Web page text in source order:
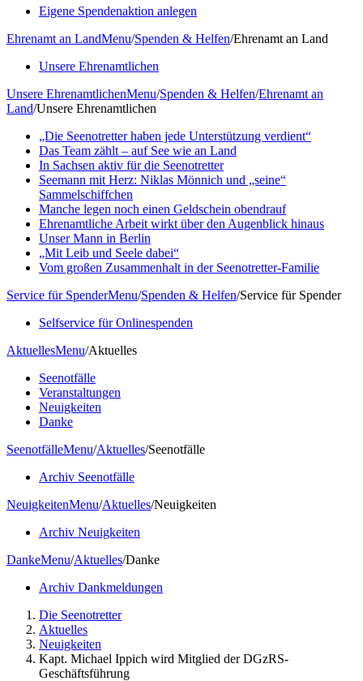
Eigene Spendenaktion anlegen
Ehrenamt an LandMenu/Spenden & Helfen/Ehrenamt an Land
Unsere Ehrenamtlichen
Unsere EhrenamtlichenMenu/Spenden & Helfen/Ehrenamt an
Land/Unsere Ehrenamtlichen
„Die Seenotretter haben jede Unterstützung verdient“
Das Team zählt – auf See wie an Land
In Sachsen aktiv für die Seenotretter
Seemann mit Herz: Niklas Mönnich und „seine“
Sammelschiffchen
Manche legen noch einen Geldschein obendrauf
Ehrenamtliche Arbeit wirkt über den Augenblick hinaus
Unser Mann in Berlin
„Mit Leib und Seele dabei“
Vom großen Zusammenhalt in der Seenotretter-Familie
Service für SpenderMenu/Spenden & Helfen/Service für Spender
Selfservice für Onlinespenden
AktuellesMenu/Aktuelles
Seenotfälle
Veranstaltungen
Neuigkeiten
Danke
SeenotfälleMenu/Aktuelles/Seenotfälle
Archiv Seenotfälle
NeuigkeitenMenu/Aktuelles/Neuigkeiten
Archiv Neuigkeiten
DankeMenu/Aktuelles/Danke
Archiv Dankmeldungen
Die Seenotretter
Aktuelles
Neuigkeiten
Kapt. Michael Ippich wird Mitglied der DGzRS-
Geschäftsführung